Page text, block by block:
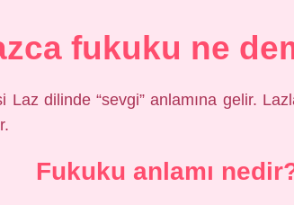
fukuku ne
Laz dilinde “sevgi” anlamına gelir.
Fukuku anlamı